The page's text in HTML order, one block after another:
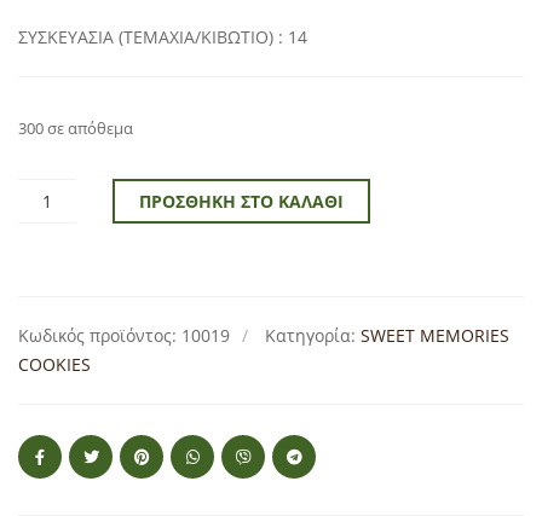
ΣΥΣΚΕΥΑΣΙΑ (ΤΕΜΑΧΙΑ/ΚΙΒΩΤΙΟ) : 14
300 σε απόθεμα
ΠΡΟΣΘΉΚΗ ΣΤΟ ΚΑΛΆΘΙ
Κωδικός προϊόντος: 10019 Κατηγορία: SWEET MEMORIES
COOKIES